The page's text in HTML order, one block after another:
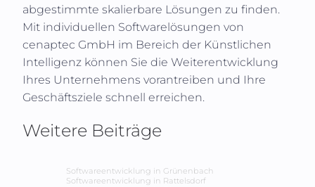
abgestimmte skalierbare Lösungen zu finden.
Mit individuellen Softwarelösungen von
cenaptec GmbH im Bereich der Künstlichen
Intelligenz können Sie die Weiterentwicklung
Ihres Unternehmens vorantreiben und Ihre
Geschäftsziele schnell erreichen.
Weitere Beiträge
Softwareentwicklung in Grünenbach
Softwareentwicklung in Rattelsdorf